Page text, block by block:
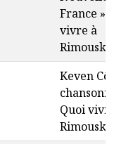
France »
vivre à
Rimouski
Keven
Quoi
Rimouski